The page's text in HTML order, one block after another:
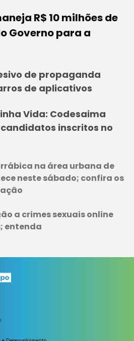
R$ 10 milhões de
Governo para a
de propaganda
de aplicativos
Vida: Codesaima
inscritos no
na área urbana de
neste sábado; confira os
a crimes sexuais online
entenda